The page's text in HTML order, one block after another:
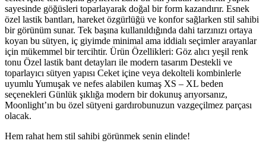
sayesinde göğüsleri toparlayarak doğal bir form kazandırır. Esnek
özel lastik bantları, hareket özgürlüğü ve konfor sağlarken stil sahibi
bir görünüm sunar. Tek başına kullanıldığında dahi tarzınızı ortaya
koyan bu sütyen, iç giyimde minimal ama iddialı seçimler arayanlar
için mükemmel bir tercihtir. Ürün Özellikleri: Göz alıcı yeşil renk
tonu Özel lastik bant detayları ile modern tasarım Destekli ve
toparlayıcı sütyen yapısı Ceket içine veya dekolteli kombinlerle
uyumlu Yumuşak ve nefes alabilen kumaş XS – XL beden
seçenekleri Günlük şıklığa modern bir dokunuş arıyorsanız,
Moonlight’ın bu özel sütyeni gardırobunuzun vazgeçilmez parçası
olacak.
Hem rahat hem stil sahibi görünmek senin elinde!